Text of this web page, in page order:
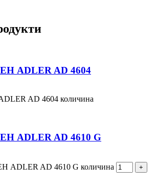
ADLER AD 4604
AD 4604 количина
ADLER AD 4610 G
ADLER AD 4610 G количина